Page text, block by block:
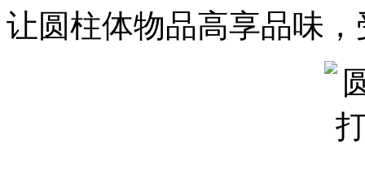
让圆柱体物品高享品味